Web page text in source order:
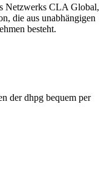
Netzwerks CLA Global,
die aus unabhängigen
besteht.
der dhpg bequem per